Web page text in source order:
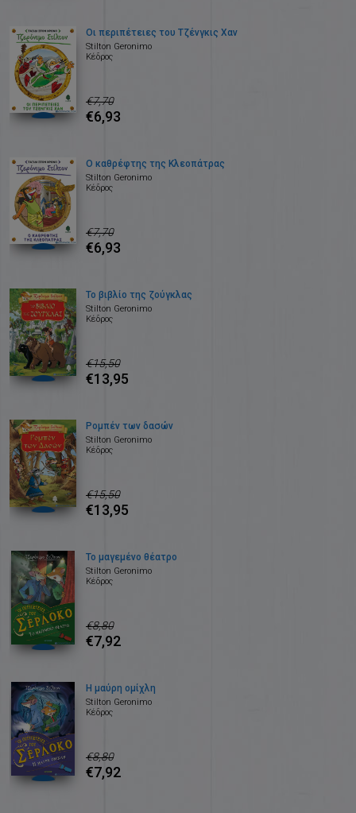
Οι περιπέτειες του Τζένγκις Χαν
Stilton Geronimo
Κέδρος
€7,70
€6,93
Ο καθρέφτης της Κλεοπάτρας
Stilton Geronimo
Κέδρος
€7,70
€6,93
Το βιβλίο της ζούγκλας
Stilton Geronimo
Κέδρος
€15,50
€13,95
Ρομπέν των δασών
Stilton Geronimo
Κέδρος
€15,50
€13,95
Το μαγεμένο θέατρο
Stilton Geronimo
Κέδρος
€8,80
€7,92
Η μαύρη ομίχλη
Stilton Geronimo
Κέδρος
€8,80
€7,92